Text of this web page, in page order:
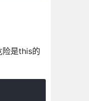
险是this的